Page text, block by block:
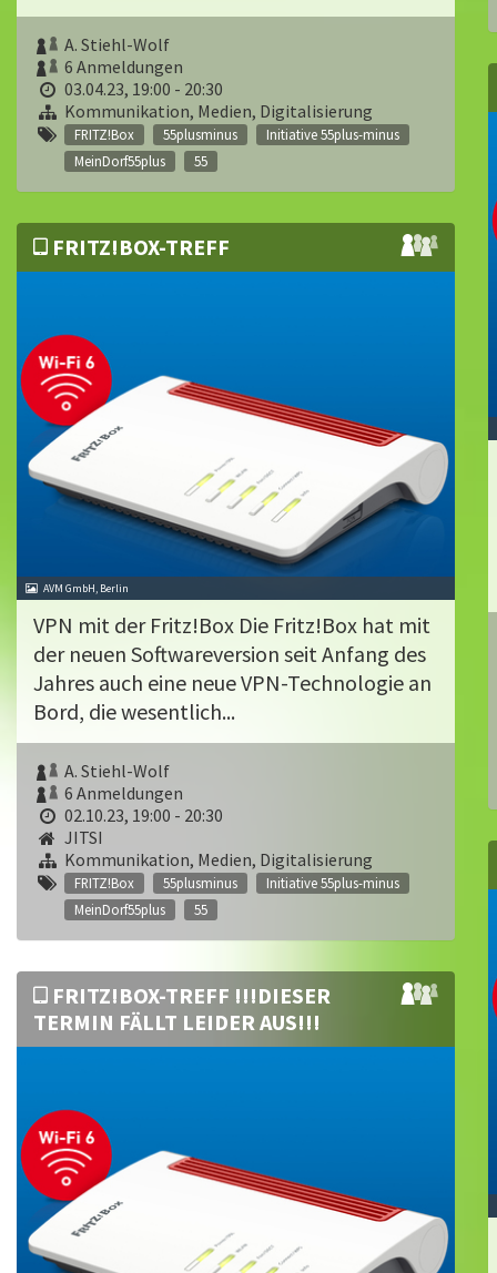
A. Stiehl-Wolf
6 Anmeldungen
03.04.23, 19:00 - 20:30
Kommunikation, Medien, Digitalisierung
FRITZ!Box 55plusminus
Initiative 55plus-minus
MeinDorf55plus
55
FRITZ!BOX-TREFF
AVM GmbH, Berlin
VPN mit der Fritz!Box Die Fritz!Box hat mit
der neuen Softwareversion seit Anfang des
Jahres auch eine neue VPN-Technologie an
Bord, die wesentlich...
A. Stiehl-Wolf
6 Anmeldungen
02.10.23, 19:00 - 20:30
JITSI
Kommunikation, Medien, Digitalisierung
FRITZ!Box 55plusminus
Initiative 55plus-minus
MeinDorf55plus
55
FRITZ!BOX-TREFF !!!DIESER
TERMIN FÄLLT LEIDER AUS!!!